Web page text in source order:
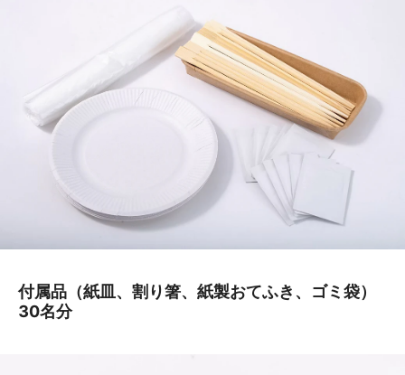
付属品（紙皿、割り箸、紙製おてふき、ゴミ袋）
30名分